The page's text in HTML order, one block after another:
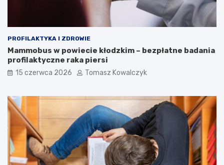
PROFILAKTYKA I ZDROWIE
Mammobus w powiecie kłodzkim – bezpłatne badania
profilaktyczne raka piersi
15 czerwca 2026 Tomasz Kowalczyk